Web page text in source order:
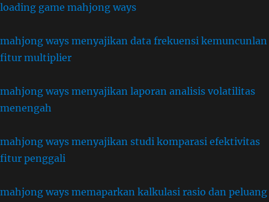
loading game mahjong ways
mahjong ways menyajikan data frekuensi kemuncunlan
fitur multiplier
mahjong ways menyajikan laporan analisis volatilitas
menengah
mahjong ways menyajikan studi komparasi efektivitas
fitur penggali
mahjong ways memaparkan kalkulasi rasio dan peluang